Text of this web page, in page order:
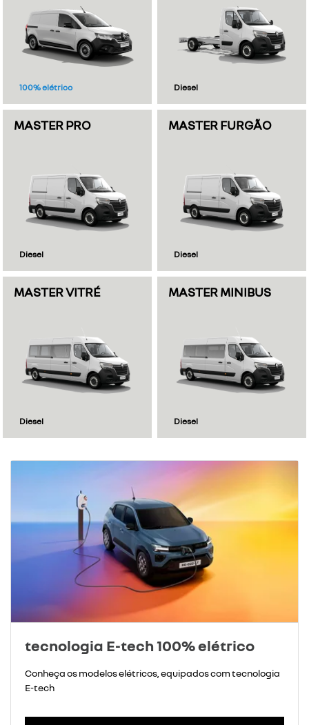
100% elétrico Diesel
MASTER PRO
Diesel
MASTER FURGÃO
Diesel
MASTER VITRÉ
Diesel
MASTER MINIBUS
Diesel
tecnologia E-tech 100% elétrico
Conheça os modelos elétricos, equipados com tecnologia
E-tech